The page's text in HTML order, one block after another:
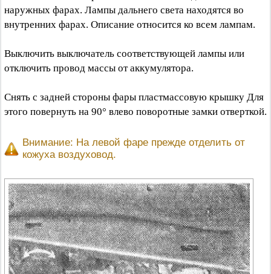
наружных фарах. Лампы дальнего света находятся во
внутренних фарах. Описание относится ко всем лампам.
Выключить выключатель соответствующей лампы или
отключить провод массы от аккумулятора.
Снять с задней стороны фары пластмассовую крышку Для
этого повернуть на 90° влево поворотные замки отверткой.
Внимание: На левой фаре прежде отделить от
кожуха воздуховод.